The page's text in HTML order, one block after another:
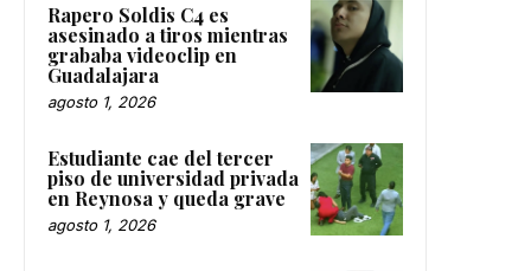
Rapero Soldis C4 es
asesinado a tiros mientras
grababa videoclip en
Guadalajara
agosto 1, 2026
Estudiante cae del tercer
piso de universidad privada
en Reynosa y queda grave
agosto 1, 2026